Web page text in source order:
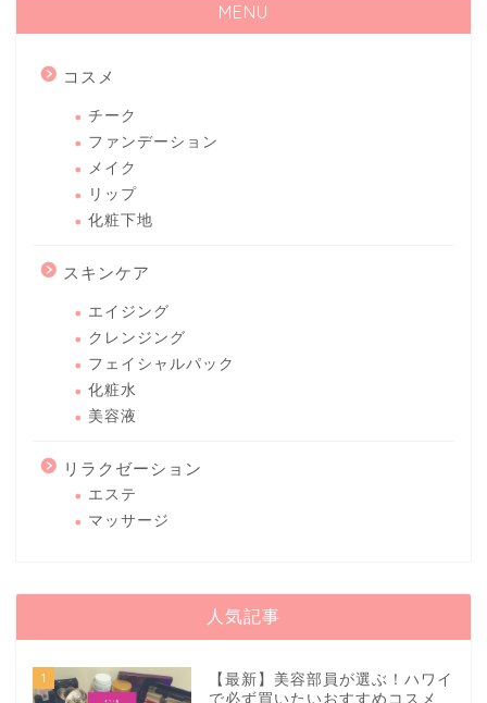
MENU
コスメ
チーク
ファンデーション
メイク
リップ
化粧下地
スキンケア
エイジング
クレンジング
フェイシャルパック
化粧水
美容液
リラクゼーション
エステ
マッサージ
人気記事
1
【最新】美容部員が選ぶ！ハワイ
で必ず買いたいおすすめコスメ